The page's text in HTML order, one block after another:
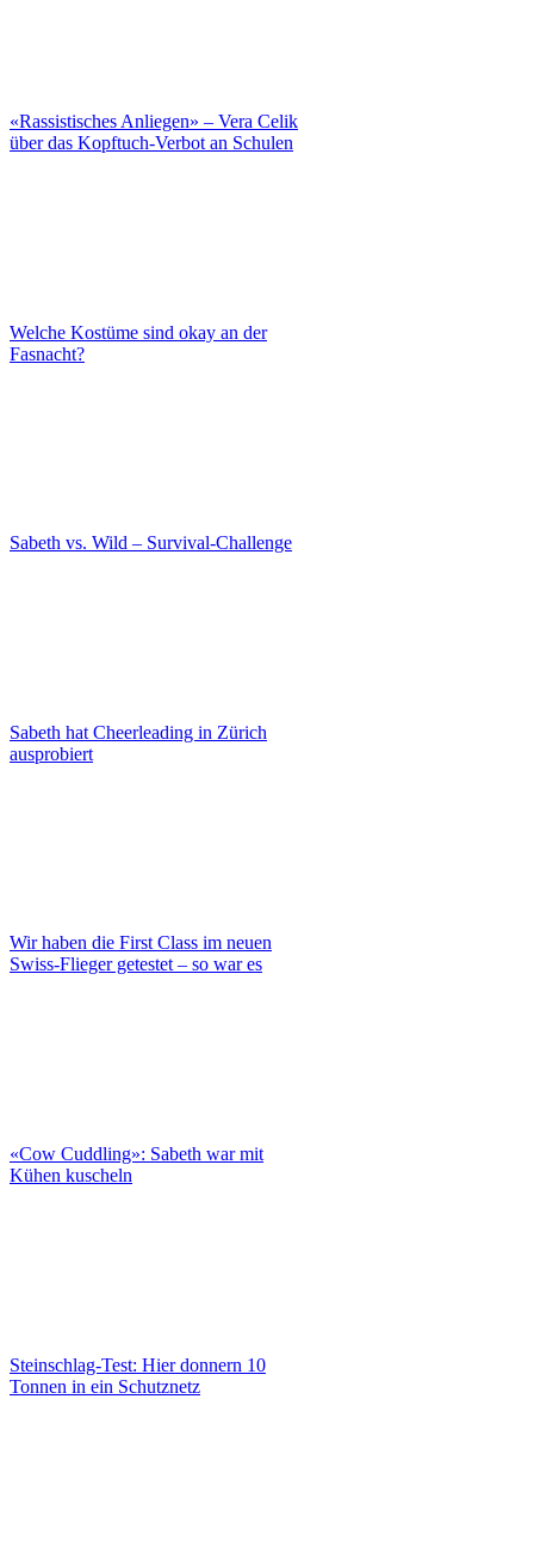
«Rassistisches Anliegen» – Vera Celik
über das Kopftuch-Verbot an Schulen
Welche Kostüme sind okay an der
Fasnacht?
Sabeth vs. Wild – Survival-Challenge
Sabeth hat Cheerleading in Zürich
ausprobiert
Wir haben die First Class im neuen
Swiss-Flieger getestet – so war es
«Cow Cuddling»: Sabeth war mit
Kühen kuscheln
Steinschlag-Test: Hier donnern 10
Tonnen in ein Schutznetz